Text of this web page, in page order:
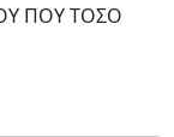
ΠΟΥ ΤΟΣΟ